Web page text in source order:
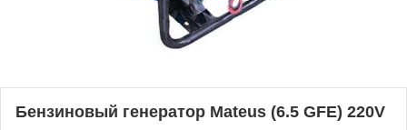
Бензиновый генератор Mateus (6.5 GFE) 220V